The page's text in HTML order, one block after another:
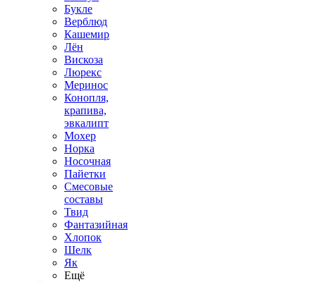
Букле
Верблюд
Кашемир
Лён
Вискоза
Люрекс
Меринос
Конопля,
крапива,
эвкалипт
Мохер
Норка
Носочная
Пайетки
Смесовые
составы
Твид
Фантазийная
Хлопок
Шелк
Як
Ещё